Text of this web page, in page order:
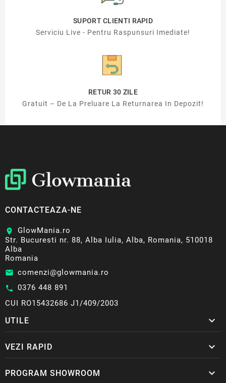
SUPORT CLIENTI RAPID
Serviciu Live - Pentru Raspunsuri Imediate!
RETUR 30 ZILE
Gratuit – De La Preluare La Returnarea In Depozit!
CONTACTEAZA-NE
location_on
GlowMania.ro
Str. Bucuresti nr. 88, Alba Iulia, Alba, Romania, 510018
Alba
Romania
email comenzi@glowmania.ro
call 0376 448 891
CUI RO15432686 J1/409/2003
UTILE 
VEZI RAPID 
PROGRAM SHOWROOM 